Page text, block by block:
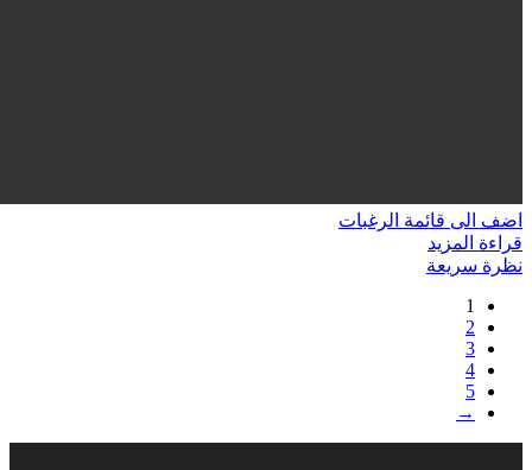
اضف الى قائمة الرغبات
قراءة المزيد
نظرة سريعة
1
2
3
4
5
→